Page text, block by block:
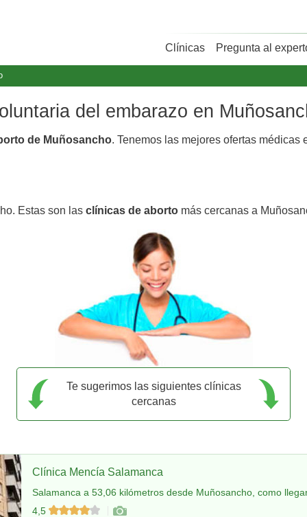
Clínicas Pregunta al
del embarazo en
de Muñosancho. Tenemos las mejores ofertas médicas
Estas son las clínicas de aborto más cercanas a
Te sugerimos las siguientes clínicas
cercanas
Clínica Mencía Salamanca
Salamanca a 53,06 kilómetros desde Muñosancho, como
4,5